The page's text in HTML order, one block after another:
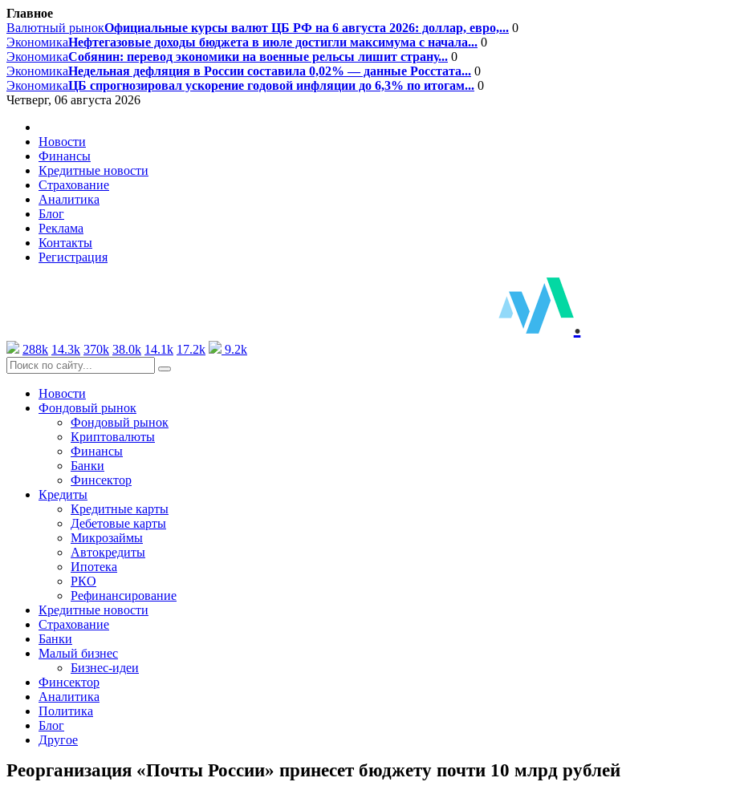
Главное
Валютный рынокОфициальные курсы валют ЦБ РФ на 6 августа 2026: доллар, евро,... 0
ЭкономикаНефтегазовые доходы бюджета в июле достигли максимума с начала... 0
ЭкономикаСобянин: перевод экономики на военные рельсы лишит страну... 0
ЭкономикаНедельная дефляция в России составила 0,02% — данные Росстата... 0
ЭкономикаЦБ спрогнозировал ускорение годовой инфляции до 6,3% по итогам... 0
Четверг, 06 августа 2026
Новости
Финансы
Кредитные новости
Страхование
Аналитика
Блог
Реклама
Контакты
Регистрация
.
288k 14.3k 370k 38.0k 14.1k 17.2k 9.2k
Новости
Фондовый рынок
Фондовый рынок
Криптовалюты
Финансы
Банки
Финсектор
Кредиты
Кредитные карты
Дебетовые карты
Микрозаймы
Автокредиты
Ипотека
РКО
Рефинансирование
Кредитные новости
Страхование
Банки
Малый бизнес
Бизнес-идеи
Финсектор
Аналитика
Политика
Блог
Другое
Реорганизация «Почты России» принесет бюджету почти 10 млрд рублей